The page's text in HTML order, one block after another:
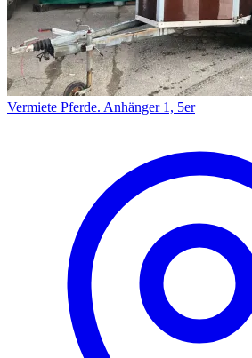
Vermiete Pferde. Anhänger 1, 5er